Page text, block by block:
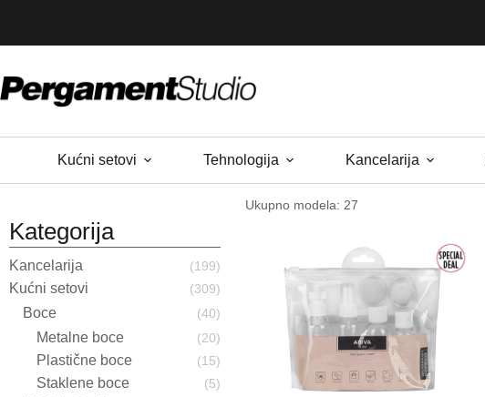
Kućni setovi Tehnologija Kancelarija
Ukupno modela: 27
Kategorija
Kancelarija (199)
Kućni setovi (309)
Boce (40)
Metalne boce (20)
Plastične boce (15)
Staklene boce (5)